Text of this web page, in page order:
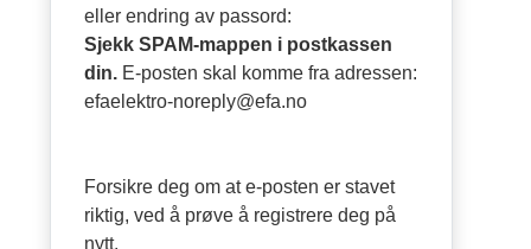
eller endring av passord:
Sjekk SPAM-mappen i postkassen
din. E-posten skal komme fra adressen:
efaelektro-noreply@efa.no
Forsikre deg om at e-posten er stavet
riktig, ved å prøve å registrere deg på
nytt.